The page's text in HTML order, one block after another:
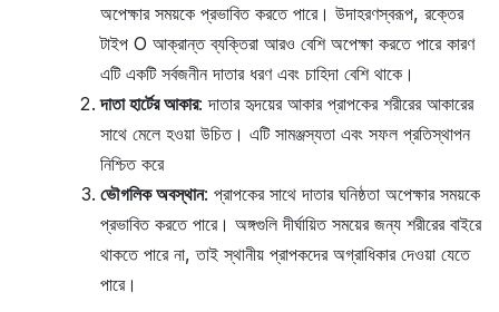
অপেক্ষার সময়কে প্রভাবিত করতে পারে। উদাহরণস্বরূপ, রক্তের
টাইপ O আক্রান্ত ব্যক্তিরা আরও বেশি অপেক্ষা করতে পারে কারণ
এটি একটি সর্বজনীন দাতার ধরণ এবং চাহিদা বেশি থাকে।
দাতা হার্টের আকার: দাতার হৃদয়ের আকার প্রাপকের শরীরের আকারের
সাথে মেলে হওয়া উচিত। এটি সামঞ্জস্যতা এবং সফল প্রতিস্থাপন
নিশ্চিত করে
ভৌগলিক অবস্থান: প্রাপকের সাথে দাতার ঘনিষ্ঠতা অপেক্ষার সময়কে
প্রভাবিত করতে পারে। অঙ্গগুলি দীর্ঘায়িত সময়ের জন্য শরীরের বাইরে
থাকতে পারে না, তাই স্থানীয় প্রাপকদের অগ্রাধিকার দেওয়া যেতে
পারে।